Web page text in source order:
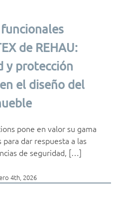
de REHAU:
y protección
el diseño del
pone en valor su gama
dar respuesta a las
de seguridad, […]
4th, 2026